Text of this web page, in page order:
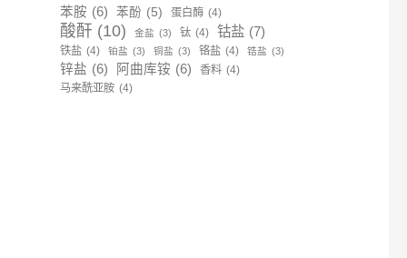
苯胺 (6) 苯酚 (5) 蛋白酶 (4)
酸酐 (10) 金盐 (3) 钛 (4) 钴盐 (7)
铁盐 (4) 铂盐 (3) 铜盐 (3) 铬盐 (4) 锆盐 (3)
锌盐 (6) 阿曲库铵 (6) 香料 (4)
马来酰亚胺 (4)